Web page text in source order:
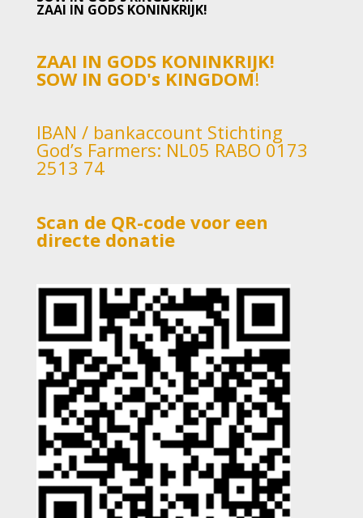
ZAAI IN GODS KONINKRIJK!
ZAAI IN GODS KONINKRIJK!
SOW IN GOD's KINGDOM!
IBAN / bankaccount Stichting
God’s Farmers: NL05 RABO 0173
2513 74
Scan de QR-code voor een
directe donatie